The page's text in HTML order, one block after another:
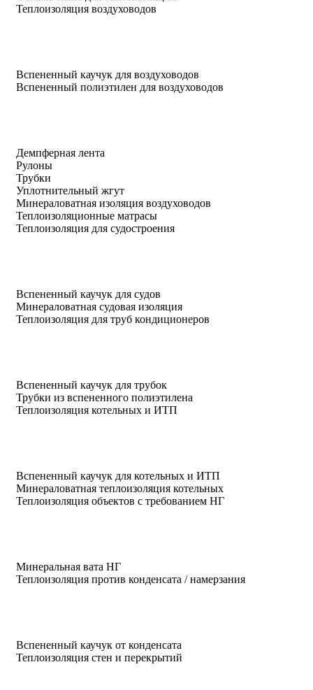
Теплоизоляция воздуховодов
Вспененный каучук для воздуховодов
Вспененный полиэтилен для воздуховодов
Демпферная лента
Рулоны
Трубки
Уплотнительный жгут
Минераловатная изоляция воздуховодов
Теплоизоляционные матрасы
Теплоизоляция для судостроения
Вспененный каучук для судов
Минераловатная судовая изоляция
Теплоизоляция для труб кондиционеров
Вспененный каучук для трубок
Трубки из вспененного полиэтилена
Теплоизоляция котельных и ИТП
Вспененный каучук для котельных и ИТП
Минераловатная теплоизоляция котельных
Теплоизоляция объектов с требованием НГ
Минеральная вата НГ
Теплоизоляция против конденсата / намерзания
Вспененный каучук от конденсата
Теплоизоляция стен и перекрытий